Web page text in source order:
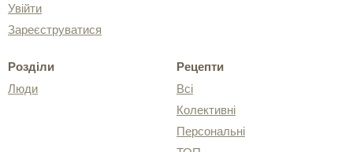
Увійти
Зареєструватися
Розділи
Люди
Рецепти
Всі
Колективні
Персональні